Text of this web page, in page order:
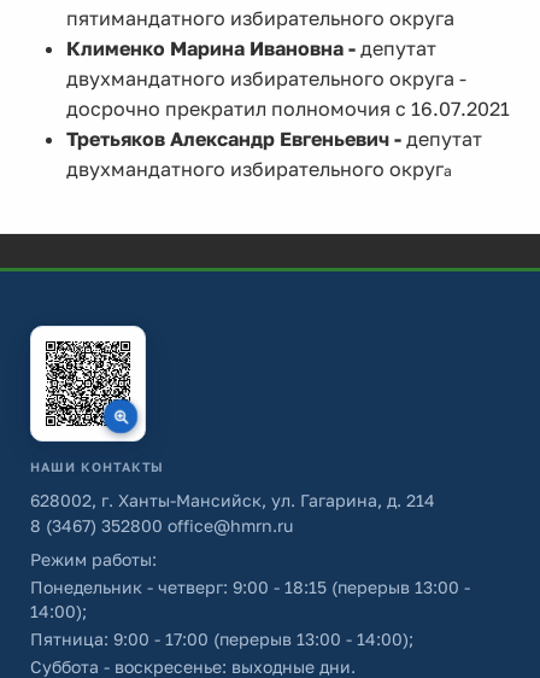
пятимандатного избирательного округа
Клименко Марина Ивановна - депутат
двухмандатного избирательного округа -
досрочно прекратил полномочия с 16.07.2021
Третьяков Александр Евгеньевич - депутат
двухмандатного избирательного округа
НАШИ КОНТАКТЫ
628002, г. Ханты-Мансийск, ул. Гагарина, д. 214
8 (3467) 352800 office@hmrn.ru
Режим работы:
Понедельник - четверг: 9:00 - 18:15 (перерыв 13:00 -
14:00);
Пятница: 9:00 - 17:00 (перерыв 13:00 - 14:00);
Суббота - воскресенье: выходные дни.